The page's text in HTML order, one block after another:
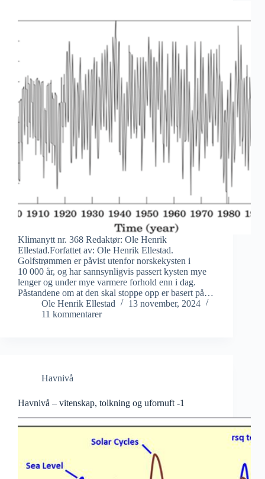
Klimanytt nr. 368 Redaktør: Ole Henrik
Ellestad.Forfattet av: Ole Henrik Ellestad.
Golfstrømmen er påvist utenfor norskekysten i
10 000 år, og har sannsynligvis passert kysten mye
lenger og under mye varmere forhold enn i dag.
Påstandene om at den skal stoppe opp er basert på…
Ole Henrik Ellestad
13 november, 2024
11 kommentarer
Havnivå
Havnivå – vitenskap, tolkning og ufornuft -1